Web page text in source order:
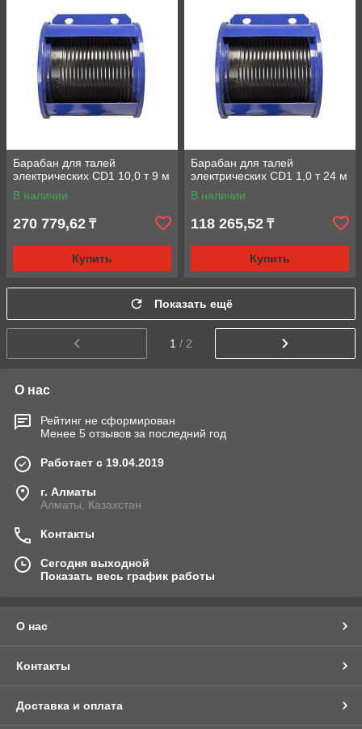
Барабан для талей
электрических CD1 10,0 т 9 м
В наличии
270 779,62 ₸
Купить
Барабан для талей
электрических CD1 1,0 т 24 м
В наличии
118 265,52 ₸
Купить
Показать ещё
1 / 2
О нас
Рейтинг не сформирован
Менее 5 отзывов за последний год
Работает с 19.04.2019
г. Алматы
Алматы, Казахстан
Контакты
Сегодня выходной
Показать весь график работы
О нас
Контакты
Доставка и оплата